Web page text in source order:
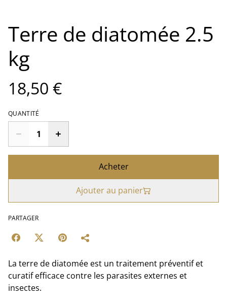
Terre de diatomée 2.5
kg
18,50 €
QUANTITÉ
Acheter
Ajouter au panier
PARTAGER
La terre de diatomée est un traitement préventif et
curatif efficace contre les parasites externes et
insectes.